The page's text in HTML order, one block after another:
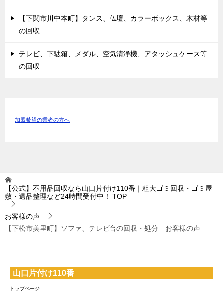
【下関市川中本町】タンス、仏壇、カラーボックス、木材等
の回収
テレビ、下駄箱、メダル、空気清浄機、アタッシュケース等
の回収
加盟希望の業者の方へ
【公式】不用品回収なら山口片付け110番｜粗大ゴミ回収・ゴミ屋
敷・遺品整理など24時間受付中！
TOP
お客様の声
【下松市美里町】ソファ、テレビ台の回収・処分 お客様の声
山口片付け110番
トップページ